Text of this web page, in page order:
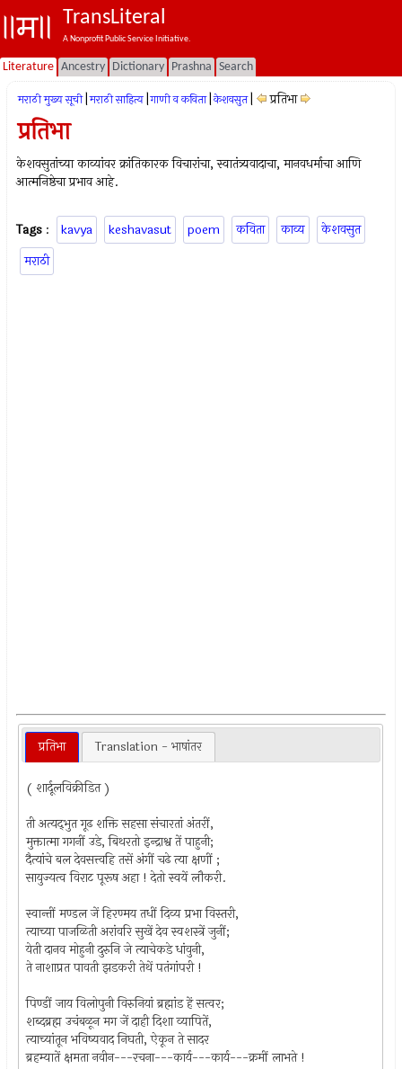
TransLiteral
A Nonprofit Public Service Initiative.
Literature Ancestry Dictionary Prashna Search
मराठी मुख्य सूची मराठी साहित्य गाणी व कविता केशवसुत प्रतिभा
प्रतिभा
केशवसुतांच्या काव्यांवर क्रांतिकारक विचारांचा, स्वातंत्र्यवादाचा, मानवधर्माचा आणि
आत्मनिष्ठेचा प्रभाव आहे.
Tags : kavya keshavasut poem कविता काव्य
केशवसुत
मराठी
प्रतिभा Translation - भाषांतर
( शार्दूलविक्रीडित )
ती अत्यद्‍भुत गूढ शक्ति सहसा संचारतां अंतरीं,
मुक्तात्मा गगनीं उडे, बिथरतो इन्द्राश्व तें पाहुनी;
दैत्यांचे बल देवसत्त्वहि तसें अंगीं चढे त्या क्षणीं ;
सायुज्यत्व विराट पूरूष अहा ! देतो स्वयें लौकरी.
स्वान्तीं मण्डल जें हिरण्मय तधीं दिव्य प्रभा विस्तरी,
त्याच्या पाजळिती अरांवरि सुखें देव स्वशस्त्रें जुनीं;
येती दानव मोहुनी दुरुनि जे त्याचेकडे धांवुनी,
ते नाशाप्रत पावती झडकरी तेथें पतंगांपरी !
पिण्डीं जाय विलोपुनी विरुनियां ब्रह्मांड हें सत्वर;
शब्दब्रह्म उचंबळून मग जें दाही दिशा व्यापितें,
त्याच्यांतून भविष्यवाद निघती, ऐकून ते सादर
ब्रहम्यातें क्षमता नवीन---रचना---कार्य---कार्य---क्रमीं लाभते !